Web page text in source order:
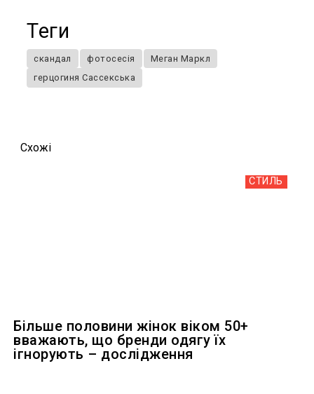
Теги
скандал фотосесія
Меган Маркл
герцогиня Сассекська
Схожi
СТИЛЬ
Більше половини жінок віком 50+
вважають, що бренди одягу їх
ігнорують – дослідження